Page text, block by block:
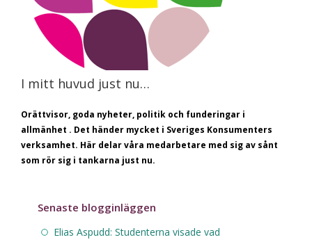
I mitt huvud just nu…
Orättvisor, goda nyheter, politik och funderingar i
allmänhet . Det händer mycket i Sveriges Konsumenters
verksamhet. Här delar våra medarbetare med sig av sånt
som rör sig i tankarna just nu.
Senaste blogginläggen
Elias Aspudd: Studenterna visade vad